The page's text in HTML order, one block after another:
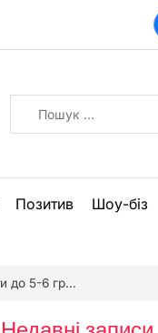
Позитив Шоу-біз
6 гривен